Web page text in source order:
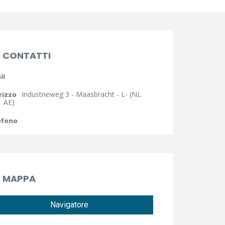
CONTATTI
Industrieweg 3 - Maasbracht - L- (NL
AE)
MAPPA
Navigatore